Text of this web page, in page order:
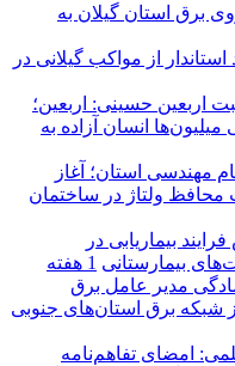
برق استان گیلان به
از مواکب گیلانی در
اربعین حسینی: اربعین؛
انسان آزاده به
مهندسی استان؛ آغاز
محافظ ولتاژ در ساختمان
بیماریابی در
بیمارستانی 1 هفته
مدیر عامل برق
شبكه برق استان‌های جنوبی
امضای تفاهم‌نامه